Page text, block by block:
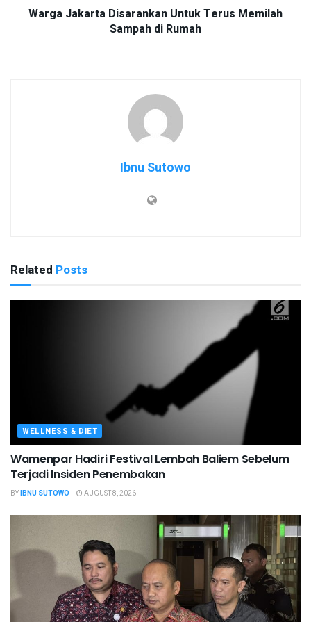
Warga Jakarta Disarankan Untuk Terus Memilah
Sampah di Rumah
Ibnu Sutowo
Related Posts
WELLNESS & DIET
Wamenpar Hadiri Festival Lembah Baliem Sebelum
Terjadi Insiden Penembakan
BYIBNU SUTOWO AUGUST 8, 2026